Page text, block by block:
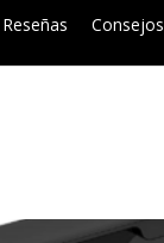
Reseñas Consejos